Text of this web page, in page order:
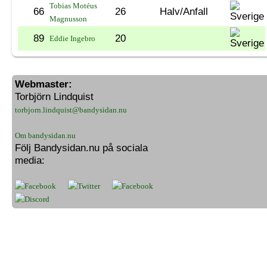
66
Tobias Motéus
Magnusson
26 Halv/Anfall
89 Eddie Ingebro 20
Webmaster:
Torbjörn Lindquist
torbjorn.lindquist@bandysidan.nu
Om bandysidan.nu
Följ Bandysidan.nu på sociala
media: